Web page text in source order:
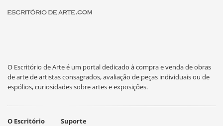
O Escritório de Arte é um portal dedicado à compra e venda de obras
de arte de artistas consagrados, avaliação de peças individuais ou de
espólios, curiosidades sobre artes e exposições.
O Escritório Suporte